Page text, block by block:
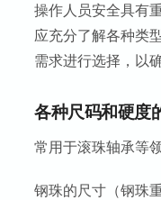
操作人员安全具有
应充分了解各种类
需求进行选择，以
各种尺码和硬度
常用于滚珠轴承等领
钢珠的尺寸（钢珠